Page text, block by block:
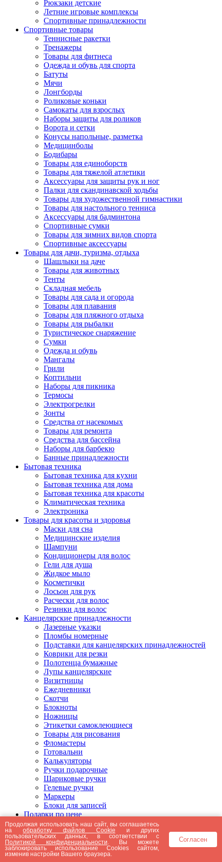
Рюкзаки детские
Летние игровые комплексы
Спортивные принадлежности
Спортивные товары
Теннисные ракетки
Тренажеры
Товары для фитнеса
Одежда и обувь для спорта
Батуты
Мячи
Лонгборды
Роликовые коньки
Самокаты для взрослых
Наборы защиты для роликов
Ворота и сетки
Конусы напольные, разметка
Медицинболы
Бодибары
Товары для единоборств
Товары для тяжелой атлетики
Аксессуары для защиты рук и ног
Палки для скандинавской ходьбы
Товары для художественной гимнастики
Товары для настольного тенниса
Аксессуары для бадминтона
Спортивные сумки
Товары для зимних видов спорта
Спортивные аксессуары
Товары для дачи, туризма, отдыха
Шашлыки на даче
Товары для животных
Тенты
Складная мебель
Товары для сада и огорода
Товары для плавания
Товары для пляжного отдыха
Товары для рыбалки
Туристическое снаряжение
Сумки
Одежда и обувь
Мангалы
Грили
Коптильни
Наборы для пикника
Термосы
Электрогрелки
Зонты
Средства от насекомых
Товары для ремонта
Средства для бассейна
Наборы для барбекю
Банные принадлежности
Бытовая техника
Бытовая техника для кухни
Бытовая техника для дома
Бытовая техника для красоты
Климатическая техника
Электроника
Товары для красоты и здоровья
Маски для сна
Медицинские изделия
Шампуни
Кондиционеры для волос
Гели для душа
Жидкое мыло
Косметички
Лосьон для рук
Расчески для волос
Резинки для волос
Канцелярские принадлежности
Лазерные указки
Пломбы номерные
Подставки для канцелярских принадлежностей
Коврики для резки
Полотенца бумажные
Лупы канцелярские
Визитницы
Ежедневники
Скотчи
Блокноты
Ножницы
Этикетки самоклеющиеся
Товары для рисования
Фломастеры
Готовальни
Калькуляторы
Ручки подарочные
Шариковые ручки
Гелевые ручки
Маркеры
Блоки для записей
Подарки по цене
Подарки от 5000 рублей
Подарки до 5000 рублей
Подарки до 3000 рублей
Подарки до 2000 рублей
Подарки до 1000 рублей
Продолжая использовать наш сайт, вы соглашаетесь
наобработку файлов Cookie и других
пользовательских данных, в соответствии с
Политикой конфиденциальности . Вы можете
заблокировать использование Cookies сайтом,
изменив настройки Вашего браузера.
Согласен